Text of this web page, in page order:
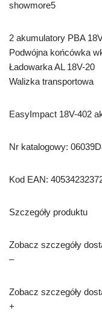
showmore5
2 akumulatory PBA
Podwójna końcówka
Ładowarka AL 18V-20
Walizka transportowa
EasyImpact 18V-402
Nr katalogowy:
Kod EAN:
Szczegóły produktu
Zobacz szczegóły
–
Zobacz szczegóły
+